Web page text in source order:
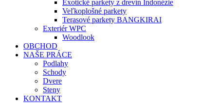
Exotické parkety z drevín Indonézie
Veľkoplošné parkety
Terasové parkety BANGKIRAI
Exteriér WPC
Woodlook
OBCHOD
NAŠE PRÁCE
Podlahy
Schody
Dvere
Steny
KONTAKT